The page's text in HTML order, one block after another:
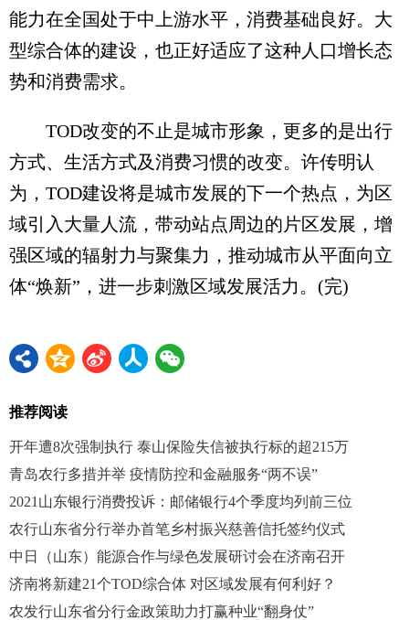
能力在全国处于中上游水平，消费基础良好。大
型综合体的建设，也正好适应了这种人口增长态
势和消费需求。
TOD改变的不止是城市形象，更多的是出行
方式、生活方式及消费习惯的改变。许传明认
为，TOD建设将是城市发展的下一个热点，为区
域引入大量人流，带动站点周边的片区发展，增
强区域的辐射力与聚集力，推动城市从平面向立
体“焕新”，进一步刺激区域发展活力。(完)
推荐阅读
开年遭8次强制执行 泰山保险失信被执行标的超215万
青岛农行多措并举 疫情防控和金融服务“两不误”
2021山东银行消费投诉：邮储银行4个季度均列前三位
农行山东省分行举办首笔乡村振兴慈善信托签约仪式
中日（山东）能源合作与绿色发展研讨会在济南召开
济南将新建21个TOD综合体 对区域发展有何利好？
农发行山东省分行金政策助力打赢种业“翻身仗”